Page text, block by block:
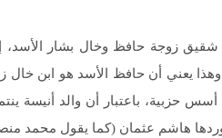
زوجة حافظ وخال بشار الأسد،
يعني أن حافظ الأسد هو ابن خال
حزبية، باعتبار أن والد أنيسة
هاشم عثمان (كما يقول محمد